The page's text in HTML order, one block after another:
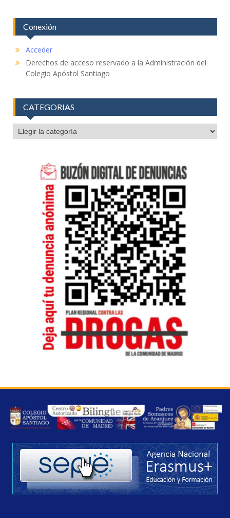
Conexión
Acceder
Derechos de acceso reservado a la Administración del
Colegio Apóstol Santiago
CATEGORIAS
CATEGORIAS